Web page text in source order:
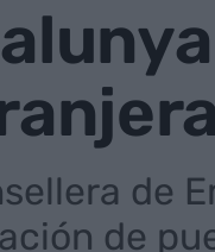
de
de